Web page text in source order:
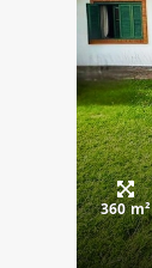
360 m²